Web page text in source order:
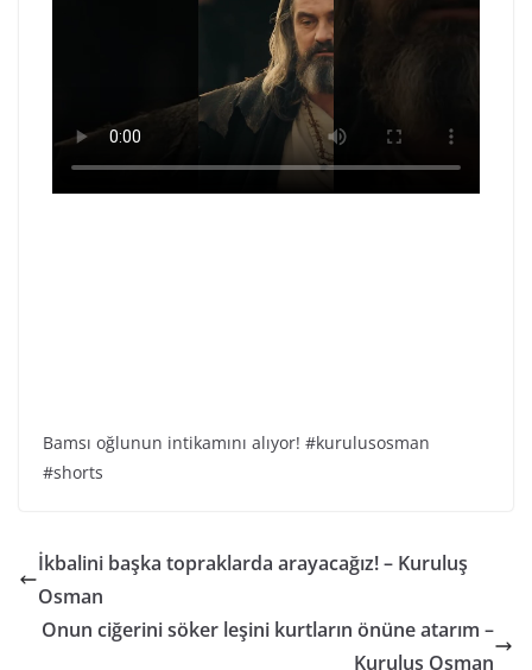
Bamsı oğlunun intikamını alıyor! #kurulusosman
#shorts
İkbalini başka topraklarda arayacağız! – Kuruluş
Osman
Onun ciğerini söker leşini kurtların önüne atarım –
Kuruluş Osman